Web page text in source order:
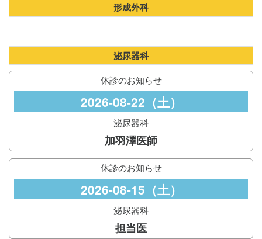
形成外科
泌尿器科
休診のお知らせ
2026-08-22（土）
泌尿器科
加羽澤医師
休診のお知らせ
2026-08-15（土）
泌尿器科
担当医